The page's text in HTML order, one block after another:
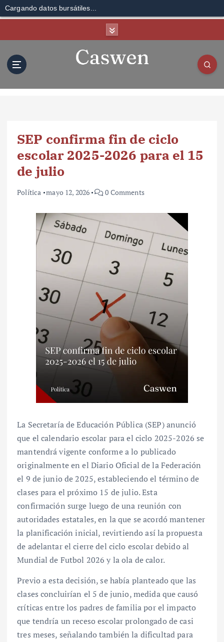
Cargando datos bursátiles...
SEP confirma fin de ciclo
escolar 2025-2026 para el 15
de julio
Política mayo 12, 2026 0 Comments
La Secretaría de Educación Pública (SEP) anunció
que el calendario escolar para el ciclo 2025-2026 se
mantendrá vigente conforme a lo publicado
originalmente en el Diario Oficial de la Federación
el 9 de junio de 2025, estableciendo el término de
clases para el próximo 15 de julio. Esta
confirmación surge luego de una reunión con
autoridades estatales, en la que se acordó mantener
la planificación inicial, revirtiendo así la propuesta
de adelantar el cierre del ciclo escolar debido al
Mundial de Futbol 2026 y la ola de calor.
Previo a esta decisión, se había planteado que las
clases concluirían el 5 de junio, medida que causó
críticas entre los padres de familia por el impacto
que tendría un receso escolar prolongado de casi
tres meses, señalando también la dificultad para